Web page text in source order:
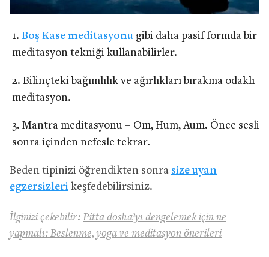
Boş Kase meditasyonu gibi daha pasif formda bir
meditasyon tekniği kullanabilirler.
Bilinçteki bağımlılık ve ağırlıkları bırakma odaklı
meditasyon.
Mantra meditasyonu – Om, Hum, Aum. Önce sesli
sonra içinden nefesle tekrar.
Beden tipinizi öğrendikten sonra size uyan
egzersizleri keşfedebilirsiniz.
İlginizi çekebilir: Pitta dosha’yı dengelemek için ne
yapmalı: Beslenme, yoga ve meditasyon önerileri